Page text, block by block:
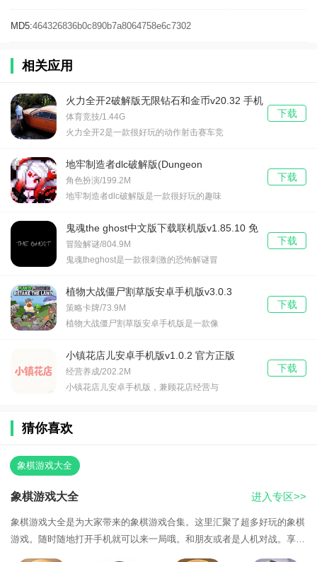
MD5:464326836b0c890b7a8064758e6c7302
相关应用
火力全开2破解版无限钻石和金币v20.32 手机
版
体育竞技/1.44G
火力全开2是一款很好玩的动作射击赛车竞
下载
地牢制造者dlc破解版(Dungeon
Maker)v1.11.32
角色扮演/199.2M
地牢制造者dlc破解版是一款很好玩的趣味
下载
鬼魂the ghost中文版下载联机版v1.85.10 免
费版
冒险解谜/804.9M
鬼魂theghost是一款很刺激的恐怖解谜冒
下载
植物大战僵尸割草版安卓手机版v3.0.3
策略卡牌/73.9M
植物大战僵尸割草版安卓手机版是一款像
下载
小镇花店儿安卓手机版v1.0.2 官方正版
经营养成/202.2M
小镇花店儿安卓手机版，兼顾花店经营与
下载
猜你喜欢
象棋游戏大全
象棋游戏大全
象棋游戏大全是为大家带来的象棋游戏合集。这里汇聚了超多好玩的象棋
游戏。随时随地打开手机就可以来一局哦。和朋友或者是人机对战。享受
不一样的象棋乐趣！象棋游戏怎么分
进入专区>>